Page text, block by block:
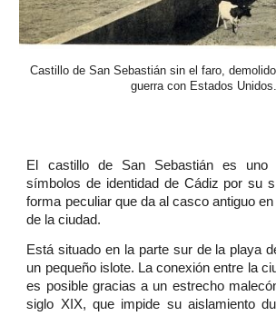
Castillo de San Sebastián sin el faro,
guerra con Estados Unidos.
El castillo de San Sebastián es uno
símbolos de identidad de Cádiz por su
forma peculiar que da al casco antiguo
de la ciudad.
Está situado en la parte sur de la playa
un pequeño islote. La conexión entre la
es posible gracias a un estrecho
siglo XIX, que impide su aislamiento